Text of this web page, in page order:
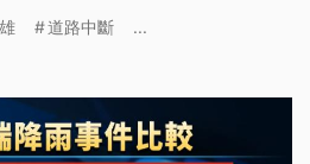
去人家厝。佇屏東，三地門台
（新聞標題、導言為台語
道路中斷 ...